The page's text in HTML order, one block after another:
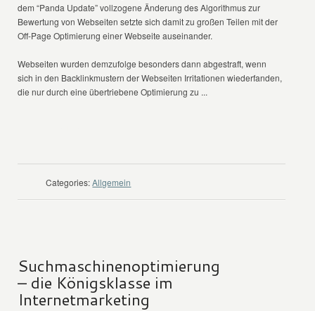
dem “Panda Update” vollzogene Änderung des Algorithmus zur
Bewertung von Webseiten setzte sich damit zu großen Teilen mit der
Off-Page Optimierung einer Webseite auseinander.
Webseiten wurden demzufolge besonders dann abgestraft, wenn
sich in den Backlinkmustern der Webseiten Irritationen wiederfanden,
die nur durch eine übertriebene Optimierung zu ...
Categories: Allgemein
Suchmaschinenoptimierung
– die Königsklasse im
Internetmarketing